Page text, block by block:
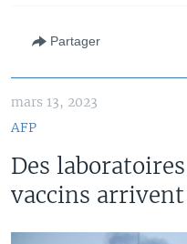
Partager
mars 13, 2023
AFP
Des
vaccins